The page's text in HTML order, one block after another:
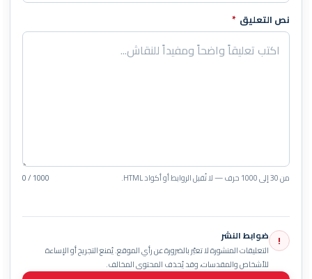
نص التعليق *
من 30 إلى 1000 حرف — لا تُقبل الروابط أو أكواد HTML. 0 / 1000
! ضوابط النشر
التعليقات المنشورة لا تعبّر بالضرورة عن رأي الموقع. يُمنع التجريح أو الإساءة
للأشخاص والمقدسات، وقد يُحذف المحتوى المخالف.